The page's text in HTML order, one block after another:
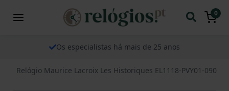
0
Os especialistas há mais de 25 anos
Relógio Maurice Lacroix Les Historiques EL1118-PVY01-090-9